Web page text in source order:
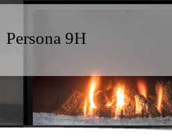
Persona 9H